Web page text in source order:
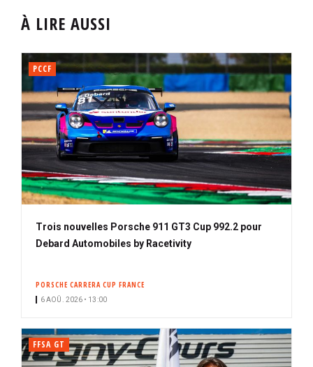
À LIRE AUSSI
PCCF
Trois nouvelles Porsche 911 GT3 Cup 992.2 pour
Debard Automobiles by Racetivity
PORSCHE CARRERA CUP FRANCE
6 AOÛ. 2026 • 13:00
FFSA GT